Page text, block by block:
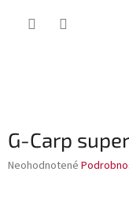
G-Carp
Priemerné
Neohodnotené